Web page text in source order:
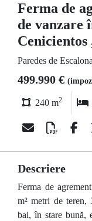
Ferma de
de vanzare
Cenicientos
Paredes de
499.990 €
240 m2
Descriere
Ferma de
m² metri de teren,
bai, în stare bună,